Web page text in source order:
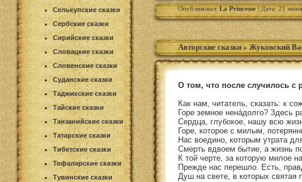
Селькупские сказки
Сербские сказки
Сирийские сказки
Словацкие сказки
Словенские сказки
Суданские сказки
Таджикские сказки
Тайские сказки
Танзанийские сказки
Татарские сказки
Тибетские сказки
Тофаларские сказки
Тувинские сказки
Опубликовал:La Princesse| Дата: 21
Авторские сказки » Жуковский
О том, что после случилось с
Как нам, читатель, сказать: к
Горе земное нена́долго? Здесь
Сердца, глубокое, нашу всю
Горе, которое с милым,
Нас воедино, которым утрата
Смерть вдвоем бытие, а жизнь
К той черте, за которую милое
Прежде нас перешло. Есть,
Душ на свете, в которых святая